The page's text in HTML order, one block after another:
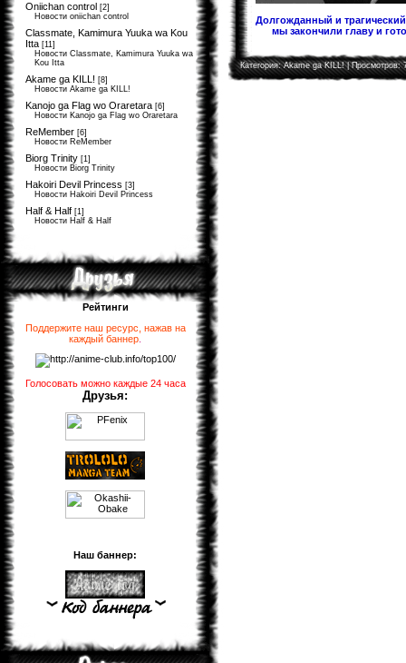
Oniichan control [2]
Новости oniichan control
Classmate, Kamimura Yuuka wa Kou
Itta [11]
Новости Classmate, Kamimura Yuuka wa
Kou Itta
Akame ga KILL! [8]
Новости Akame ga KILL!
Kanojo ga Flag wo Oraretara [6]
Новости Kanojo ga Flag wo Oraretara
ReMember [6]
Новости ReMember
Biorg Trinity [1]
Новости Biorg Trinity
Hakoiri Devil Princess [3]
Новости Hakoiri Devil Princess
Half & Half [1]
Новости Half & Half
Рейтинги
Поддержите наш ресурс, нажав на
каждый баннер
Голосовать можно каждые 24 часа
Друзья:
Наш баннер:
Долгожданный и
мы закончили главу и
Категория:Akame ga KILL!| Просмотров: